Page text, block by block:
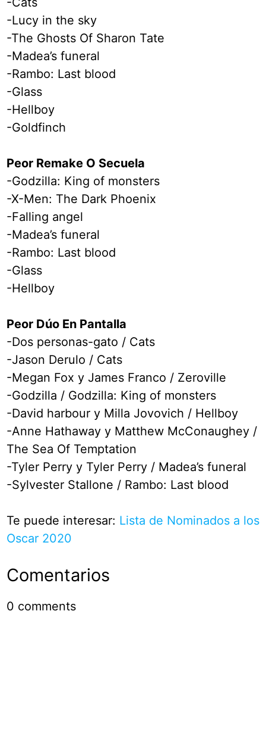
-Lucy in the sky
-The Ghosts Of Sharon Tate
-Madea’s funeral
-Rambo: Last blood
-Glass
-Hellboy
-Goldfinch
Peor Remake O Secuela
-Godzilla: King of monsters
-X-Men: The Dark Phoenix
-Falling angel
-Madea’s funeral
-Rambo: Last blood
-Glass
-Hellboy
Peor Dúo En Pantalla
-Dos personas-gato / Cats
-Jason Derulo / Cats
-Megan Fox y James Franco / Zeroville
-Godzilla / Godzilla: King of monsters
-David harbour y Milla Jovovich / Hellboy
-Anne Hathaway y Matthew McConaughey /
The Sea Of Temptation
-Tyler Perry y Tyler Perry / Madea’s funeral
-Sylvester Stallone / Rambo: Last blood
Te puede interesar: Lista de Nominados a los
Oscar 2020
Comentarios
0 comments